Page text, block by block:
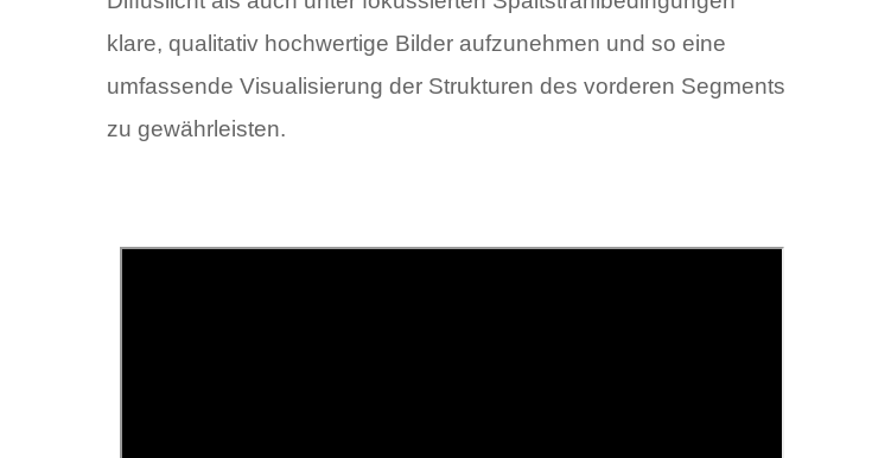
klare, qualitativ hochwertige Bilder aufzunehmen und so eine
umfassende Visualisierung der Strukturen des vorderen Segments
zu gewährleisten.